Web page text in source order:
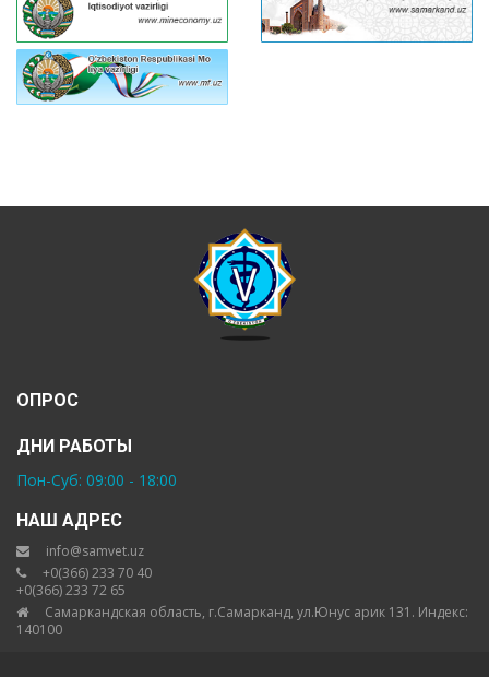
ОПРОС
ДНИ РАБОТЫ
Пон-Суб: 09:00 - 18:00
НАШ АДРЕС
info@samvet.uz
+0(366) 233 70 40
+0(366) 233 72 65
Самаркандская область, г.Самарканд, ул.Юнус арик 131. Индекс:
140100